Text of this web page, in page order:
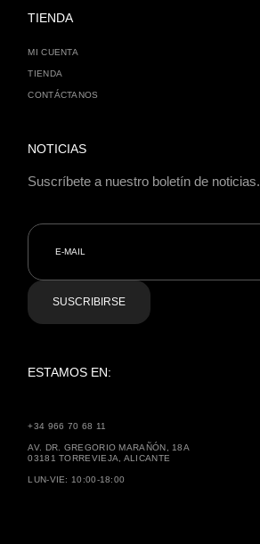
TIENDA
MI CUENTA
TIENDA
CONTÁCTANOS
NOTICIAS
Suscríbete a nuestro boletín de noticias.
SUSCRIBIRSE
ESTAMOS EN:
+34 966 70 68 11
AV. DR. GREGORIO MARAÑÓN, 18A
03181 TORREVIEJA, ALICANTE
LUN-VIE: 10:00-18:00